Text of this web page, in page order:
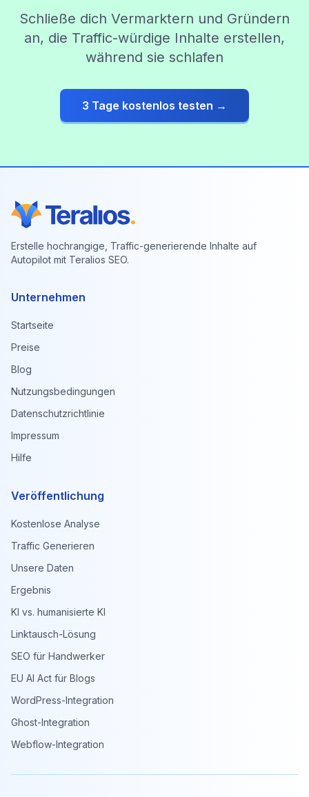
Schließe dich Vermarktern und Gründern
an, die Traffic-würdige Inhalte erstellen,
während sie schlafen
3 Tage kostenlos testen →
Erstelle hochrangige, Traffic-generierende Inhalte auf
Autopilot mit Teralios SEO.
Unternehmen
Startseite
Preise
Blog
Nutzungsbedingungen
Datenschutzrichtlinie
Impressum
Hilfe
Veröffentlichung
Kostenlose Analyse
Traffic Generieren
Unsere Daten
Ergebnis
KI vs. humanisierte KI
Linktausch-Lösung
SEO für Handwerker
EU AI Act für Blogs
WordPress-Integration
Ghost-Integration
Webflow-Integration